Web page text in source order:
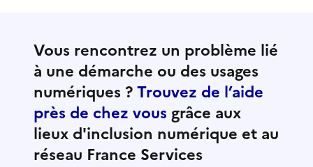
Vous rencontrez un problème lié
à une démarche ou des usages
numériques ?Trouvez de l’aide
près de chez vous grâce aux
lieux d'inclusion numérique et au
réseau France Services